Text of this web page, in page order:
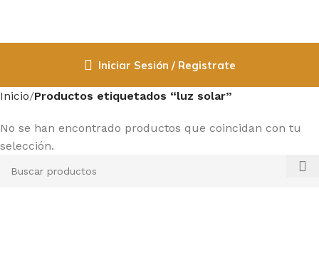
Iniciar Sesión / Registrate
Inicio Productos etiquetados “luz solar”
No se han encontrado productos que coincidan con tu
selección.